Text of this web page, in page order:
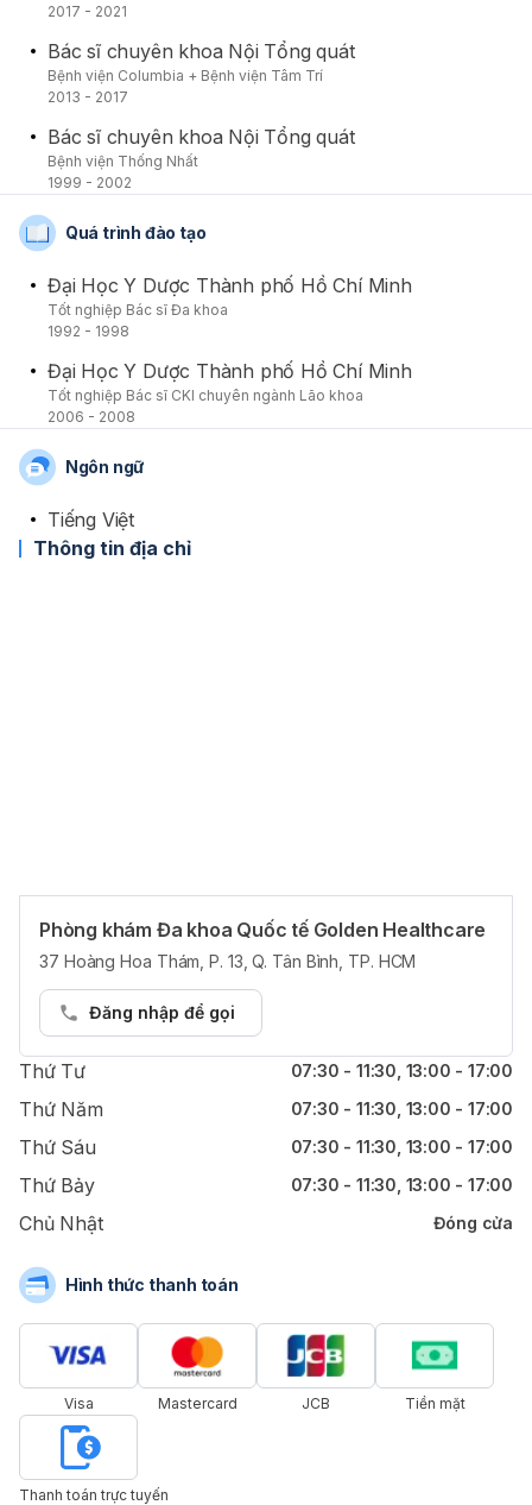
2017 - 2021
Bác sĩ chuyên khoa Nội Tổng quát
Bệnh viện Columbia + Bệnh viện Tâm Trí
2013 - 2017
Bác sĩ chuyên khoa Nội Tổng quát
Bệnh viện Thống Nhất
1999 - 2002
Quá trình đào tạo
Đại Học Y Dược Thành phố Hồ Chí Minh
Tốt nghiệp Bác sĩ Đa khoa
1992 - 1998
Đại Học Y Dược Thành phố Hồ Chí Minh
Tốt nghiệp Bác sĩ CKI chuyên ngành Lão khoa
2006 - 2008
Ngôn ngữ
Tiếng Việt
Thông tin địa chỉ
Phòng khám Đa khoa Quốc tế Golden Healthcare
37 Hoàng Hoa Thám, P. 13, Q. Tân Bình, TP. HCM
Đăng nhập để gọi
Giờ làm việc
Thứ Hai
Thứ Ba
Thứ Tư 07:30 - 11:30, 13:00 - 17:00
Thứ Năm 07:30 - 11:30, 13:00 - 17:00
Thứ Sáu 07:30 - 11:30, 13:00 - 17:00
Thứ Bảy 07:30 - 11:30, 13:00 - 17:00
Chủ Nhật Đóng cửa
Hình thức thanh toán
Visa Mastercard JCB Tiền mặt
Thanh toán trực tuyến